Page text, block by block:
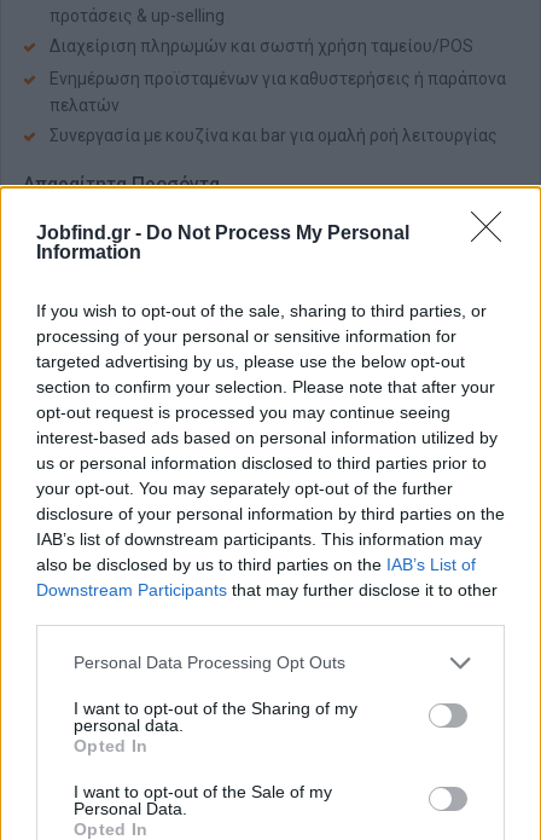
Jobfind.gr - Do Not Process My Personal
Information
If you wish to opt-out of the sale, sharing to third parties, or
processing of your personal or sensitive information for
targeted advertising by us, please use the below opt-out
section to confirm your selection. Please note that after your
opt-out request is processed you may continue seeing
interest-based ads based on personal information utilized by
us or personal information disclosed to third parties prior to
your opt-out. You may separately opt-out of the further
disclosure of your personal information by third parties on the
IAB’s list of downstream participants. This information may
also be disclosed by us to third parties on the IAB’s List of
Downstream Participants that may further disclose it to other
Personal Data Processing Opt Outs
I want to opt-out of the Sharing of my
personal data.
Opted In
I want to opt-out of the Sale of my
Personal Data.
Opted In
προτάσεις & up-selling
Διαχείριση πληρωμών και σωστή χρήση ταμείου/POS
Ενημέρωση προϊσταμένων για καθυστερήσεις ή παράπονα
πελατών
Συνεργασία με κουζίνα και bar για ομαλή ροή λειτουργίας
Απαραίτητα Προσόντα
Καλή γνώση αγγλικών
Ομαδικό πνεύμα και πελατοκεντρική αντίληψη
Παροχές
Ανταγωνιστικό πακέτο αποδοχών
Παροχή διαμονής (εφόσον κριθεί απαραίτητο) και
διατροφής εντός ξενοδοχείου
Σταθερό και φιλικό εργασιακό περιβάλλον
Δυνατότητα επαγγελματικής εξέλιξης
Στείλε μας το βιογραφικό σου
ομάδας, θα χαρούμε να σε γνωρίσουμε!